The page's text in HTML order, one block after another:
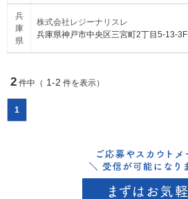
兵
庫
県
株式会社レジーナリスレ
兵庫県神戸市中央区三宮町2丁目5-13-3F
2 件中（ 1-2 件を表示）
1